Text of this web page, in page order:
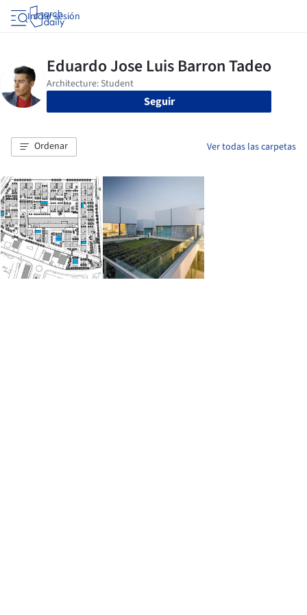
Iniciar sesión
Seguir
Ordenar Ver todas las carpetas